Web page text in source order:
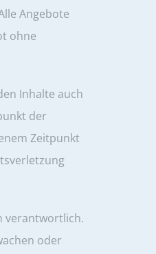
Angebote
ohne
Inhalte auch
der
Zeitpunkt
verantwortlich.
oder